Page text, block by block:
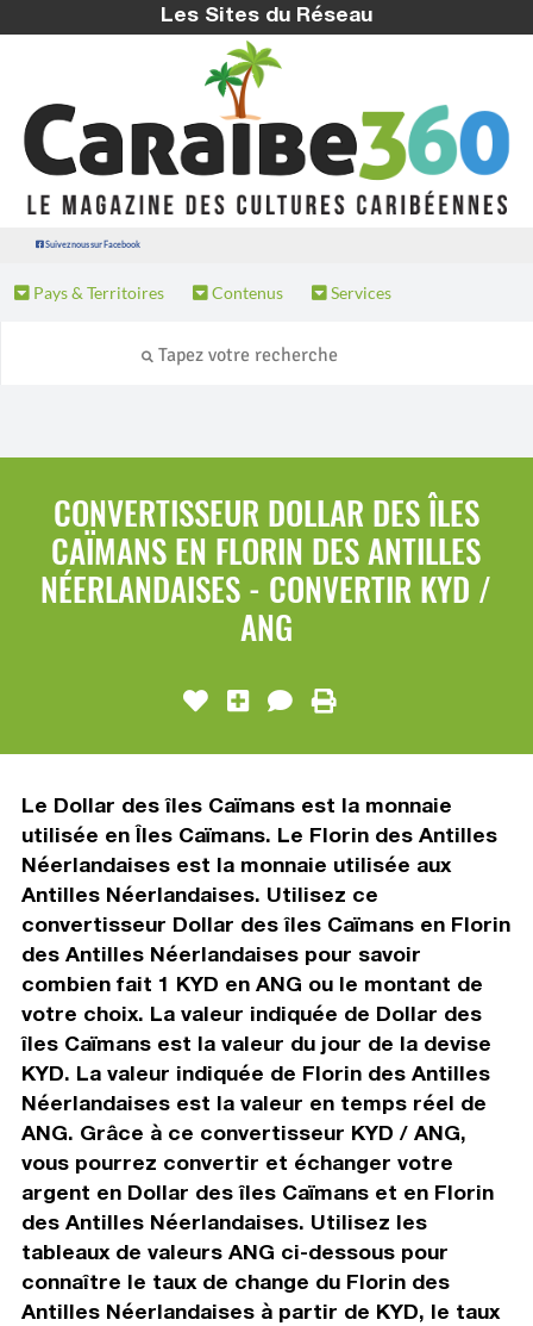
Les Sites du Réseau
Suivez nous sur Facebook
Pays & Territoires Contenus Services
CONVERTISSEUR DOLLAR DES ÎLES
CAÏMANS EN FLORIN DES ANTILLES
NÉERLANDAISES - CONVERTIR KYD /
ANG
Le Dollar des îles Caïmans est la monnaie
utilisée en Îles Caïmans. Le Florin des Antilles
Néerlandaises est la monnaie utilisée aux
Antilles Néerlandaises. Utilisez ce
convertisseur Dollar des îles Caïmans en Florin
des Antilles Néerlandaises pour savoir
combien fait 1 KYD en ANG ou le montant de
votre choix. La valeur indiquée de Dollar des
îles Caïmans est la valeur du jour de la devise
KYD. La valeur indiquée de Florin des Antilles
Néerlandaises est la valeur en temps réel de
ANG. Grâce à ce convertisseur KYD / ANG,
vous pourrez convertir et échanger votre
argent en Dollar des îles Caïmans et en Florin
des Antilles Néerlandaises. Utilisez les
tableaux de valeurs ANG ci-dessous pour
connaître le taux de change du Florin des
Antilles Néerlandaises à partir de KYD, le taux